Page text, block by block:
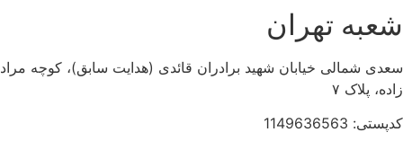
شعبه تهران
سعدی شمالی خیابان شهید برادران قائدی (هدایت سابق)، کوچه مراد
زاده، پلاک ۷
کدپستی: 1149636563